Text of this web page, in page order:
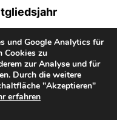
und Google Analytics für
Cookies zu
zur Analyse und für
Durch die weitere
"Akzeptieren"
erfahren